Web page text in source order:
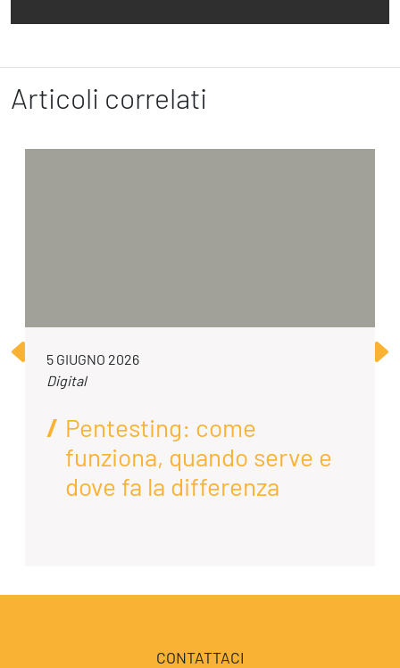
Articoli correlati
5 GIUGNO 2026
Digital
Pentesting: come
funziona, quando serve e
dove fa la differenza
CONTATTACI